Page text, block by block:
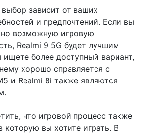
зависит от ваших
и предпочтений. Если вы
возможную игровую
Realmi 9 5G будет лучшим
более доступный вариант,
хорошо справляется с
и Realmi 8i также являются
что игровой процесс также
которую вы хотите играть. В